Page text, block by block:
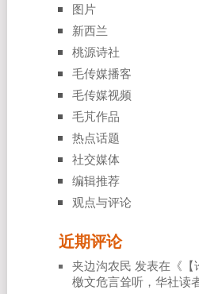
图片
新西兰
桃源诗社
毛传媒播客
毛传媒视频
毛芃作品
热点话题
社交媒体
编辑推荐
观点与评论
近期评论
夹边沟农民 发表在《
檄文危言耸听，华社读